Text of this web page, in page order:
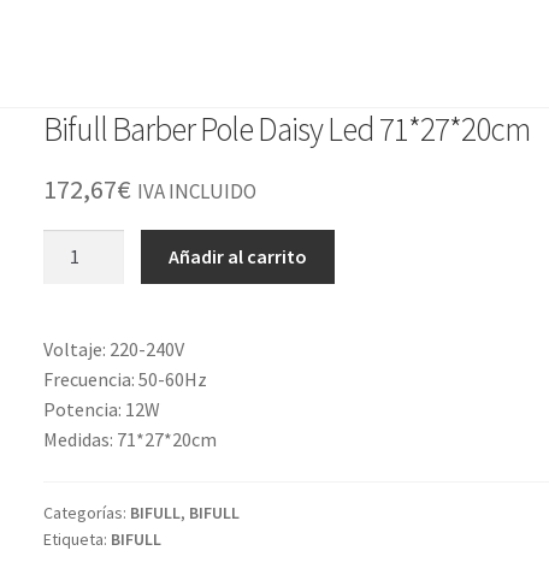
Bifull Barber Pole Daisy Led 71*27*20cm
172,67€ IVA INCLUIDO
Led
71*27*20cm
cantidad
Añadir al carrito
Voltaje: 220-240V
Frecuencia: 50-60Hz
Potencia: 12W
Medidas: 71*27*20cm
Categorías: BIFULL, BIFULL
Etiqueta: BIFULL